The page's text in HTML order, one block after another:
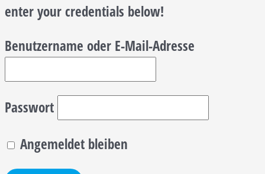
enter your credentials below!
Benutzername oder E-Mail-Adresse
Passwort
Angemeldet bleiben